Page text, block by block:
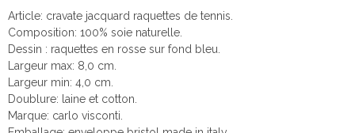
Article: cravate jacquard raquettes de tennis.
Composition: 100% soie naturelle.
Dessin : raquettes en rosse sur fond bleu.
Largeur max: 8,0 cm.
Largeur min: 4,0 cm.
Doublure: laine et cotton.
Marque: carlo visconti.